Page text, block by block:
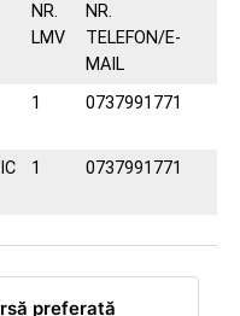
NR.
LMV
NR.
TELEFON/E-
MAIL
1 0737991771
1 0737991771
preferată